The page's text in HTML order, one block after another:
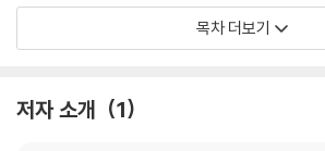
4. 우리가 심리치료에 대해 아는 것-객관적, 주관
6. 사람이 된다는 것은 어떤 의미인가
목차 더보기
저자 소개 1